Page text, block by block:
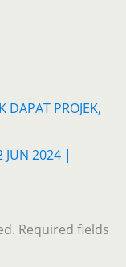
DAPAT PROJEK,
JUN 2024 |
Required fields